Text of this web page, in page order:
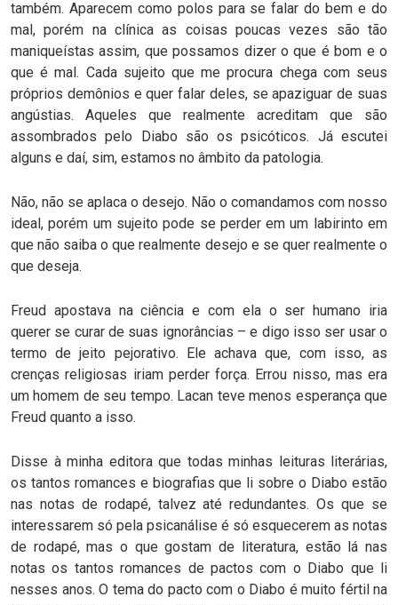
também. Aparecem como polos para se falar do bem e do
mal, porém na clínica as coisas poucas vezes são tão
maniqueístas assim, que possamos dizer o que é bom e o
que é mal. Cada sujeito que me procura chega com seus
próprios demônios e quer falar deles, se apaziguar de suas
angústias. Aqueles que realmente acreditam que são
assombrados pelo Diabo são os psicóticos. Já escutei
alguns e daí, sim, estamos no âmbito da patologia.
Não, não se aplaca o desejo. Não o comandamos com nosso
ideal, porém um sujeito pode se perder em um labirinto em
que não saiba o que realmente desejo e se quer realmente o
que deseja.
Freud apostava na ciência e com ela o ser humano iria
querer se curar de suas ignorâncias – e digo isso ser usar o
termo de jeito pejorativo. Ele achava que, com isso, as
crenças religiosas iriam perder força. Errou nisso, mas era
um homem de seu tempo. Lacan teve menos esperança que
Freud quanto a isso.
Disse à minha editora que todas minhas leituras literárias,
os tantos romances e biografias que li sobre o Diabo estão
nas notas de rodapé, talvez até redundantes. Os que se
interessarem só pela psicanálise é só esquecerem as notas
de rodapé, mas o que gostam de literatura, estão lá nas
notas os tantos romances de pactos com o Diabo que li
nesses anos. O tema do pacto com o Diabo é muito fértil na